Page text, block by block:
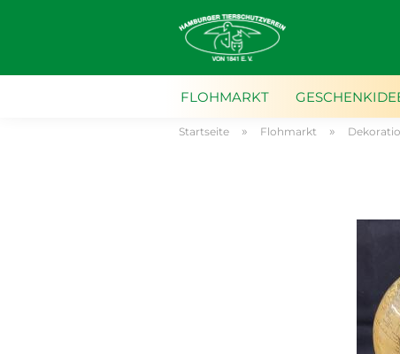
FLOHMARKT
Startseite » Flohmarkt »